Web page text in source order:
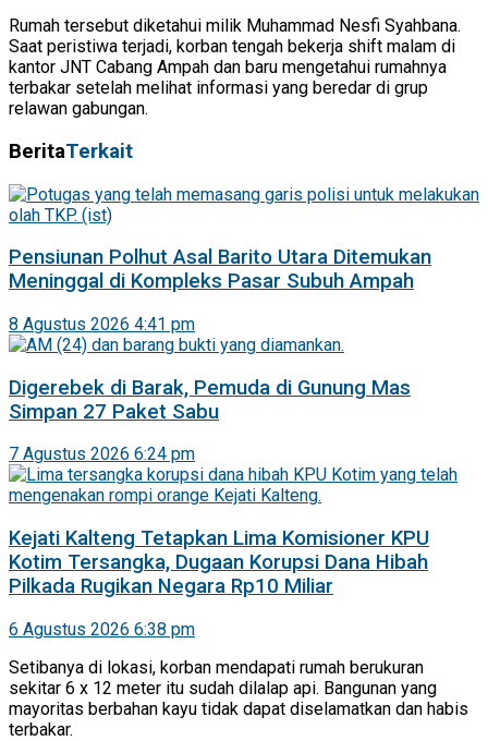
Rumah tersebut diketahui milik Muhammad Nesfi Syahbana.
Saat peristiwa terjadi, korban tengah bekerja shift malam di
kantor JNT Cabang Ampah dan baru mengetahui rumahnya
terbakar setelah melihat informasi yang beredar di grup
relawan gabungan.
BeritaTerkait
Pensiunan Polhut Asal Barito Utara Ditemukan
Meninggal di Kompleks Pasar Subuh Ampah
8 Agustus 2026 4:41 pm
Digerebek di Barak, Pemuda di Gunung Mas
Simpan 27 Paket Sabu
7 Agustus 2026 6:24 pm
Kejati Kalteng Tetapkan Lima Komisioner KPU
Kotim Tersangka, Dugaan Korupsi Dana Hibah
Pilkada Rugikan Negara Rp10 Miliar
6 Agustus 2026 6:38 pm
Setibanya di lokasi, korban mendapati rumah berukuran
sekitar 6 x 12 meter itu sudah dilalap api. Bangunan yang
mayoritas berbahan kayu tidak dapat diselamatkan dan habis
terbakar.